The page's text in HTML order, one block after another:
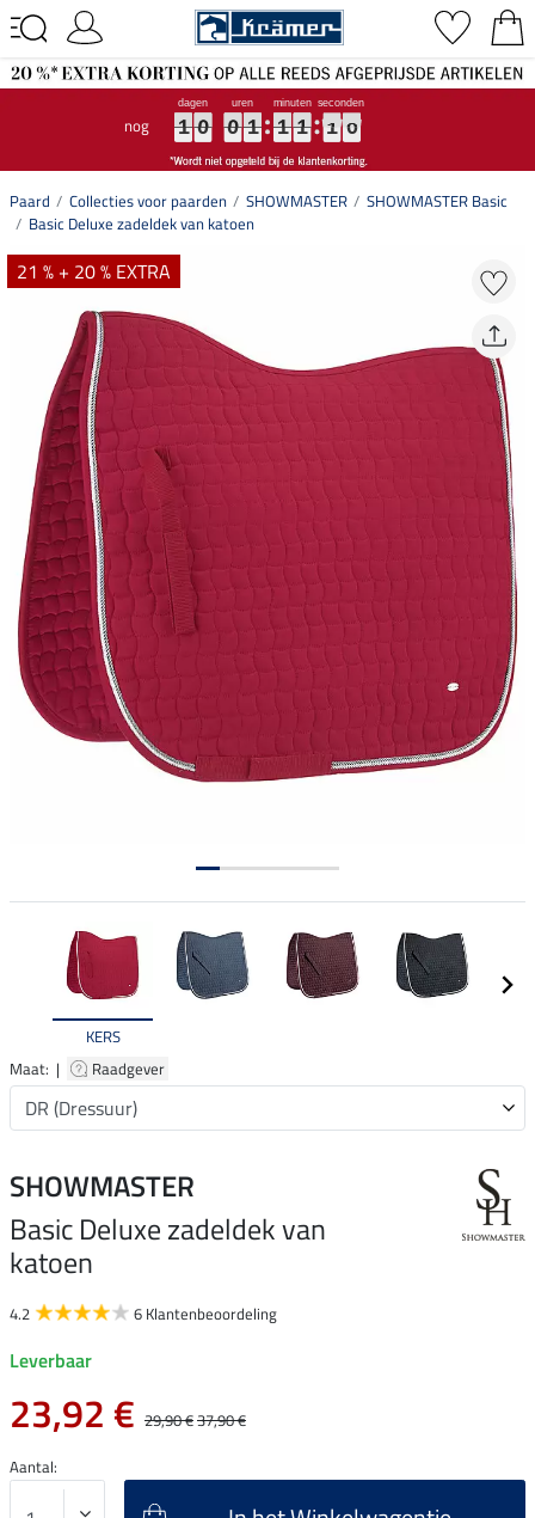
nog 1
1
1
1 0
0
0
0 0
0
0
0 1
1
1
1 1
1
1
1 1
1
1
1 0
0
0
0 9
9
9
9
Paard Collecties voor paarden SHOWMASTER
SHOWMASTER Basic
Basic Deluxe zadeldek van katoen
21 % + 20 % EXTRA
KERS
Maat: |
Raadgever
SHOWMASTER
Basic Deluxe zadeldek van
katoen
4.2 6 Klantenbeoordeling
Leverbaar
23,92 € 29,90 €37,90 €
Aantal: